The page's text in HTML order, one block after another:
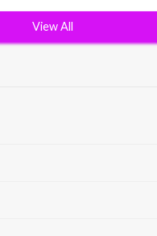
View All